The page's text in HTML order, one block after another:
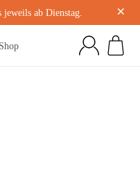
ab Dienstag. ×